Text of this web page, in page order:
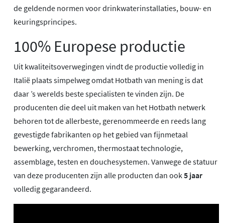
de geldende normen voor drinkwaterinstallaties, bouw- en
keuringsprincipes.
100% Europese productie
Uit kwaliteitsoverwegingen vindt de productie volledig in
Italië plaats simpelweg omdat Hotbath van mening is dat
daar ’s werelds beste specialisten te vinden zijn. De
producenten die deel uit maken van het Hotbath netwerk
behoren tot de allerbeste, gerenommeerde en reeds lang
gevestigde fabrikanten op het gebied van fijnmetaal
bewerking, verchromen, thermostaat technologie,
assemblage, testen en douchesystemen. Vanwege de statuur
van deze producenten zijn alle producten dan ook5 jaar
volledig gegarandeerd.